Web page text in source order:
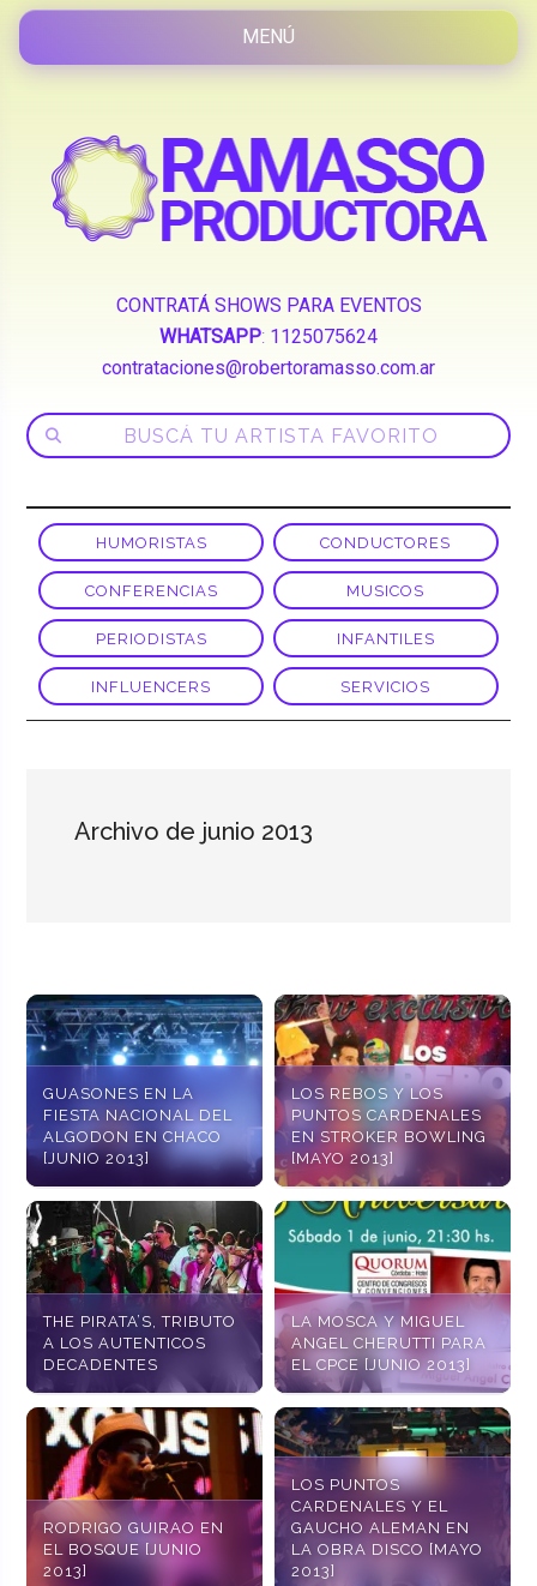
CONTRATÁ SHOWS PARA EVENTOS
WHATSAPP: 1125075624
contrataciones@robertoramasso.com.ar
HUMORISTAS CONDUCTORES
CONFERENCIAS MUSICOS
PERIODISTAS INFANTILES
INFLUENCERS SERVICIOS
Archivo de junio 2013
GUASONES EN LA
FIESTA NACIONAL DEL
ALGODON EN CHACO
[JUNIO 2013]
LOS REBOS Y LOS
PUNTOS CARDENALES
EN STROKER BOWLING
[MAYO 2013]
THE PIRATA’S, TRIBUTO
A LOS AUTENTICOS
DECADENTES
LA MOSCA Y MIGUEL
ANGEL CHERUTTI PARA
EL CPCE [JUNIO 2013]
RODRIGO GUIRAO EN
EL BOSQUE [JUNIO
2013]
LOS PUNTOS
CARDENALES Y EL
GAUCHO ALEMAN EN
LA OBRA DISCO [MAYO
2013]